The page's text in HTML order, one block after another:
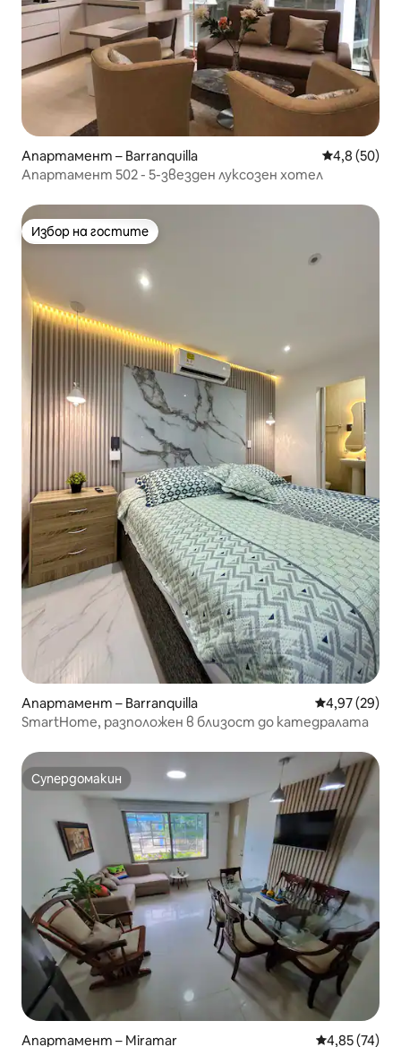
Апартамент – Barranquilla Средна
4,8 (50)
Апартамент 502 - 5-звезден луксозен хотел
Избор на гостите
Избор на гостите
Апартамент – Barranquilla Средна
4,97 (29)
SmartHome, разположен в близост до катедралата
Супердомакин
Супердомакин
Апартамент – Miramar Средна
4,85 (74)